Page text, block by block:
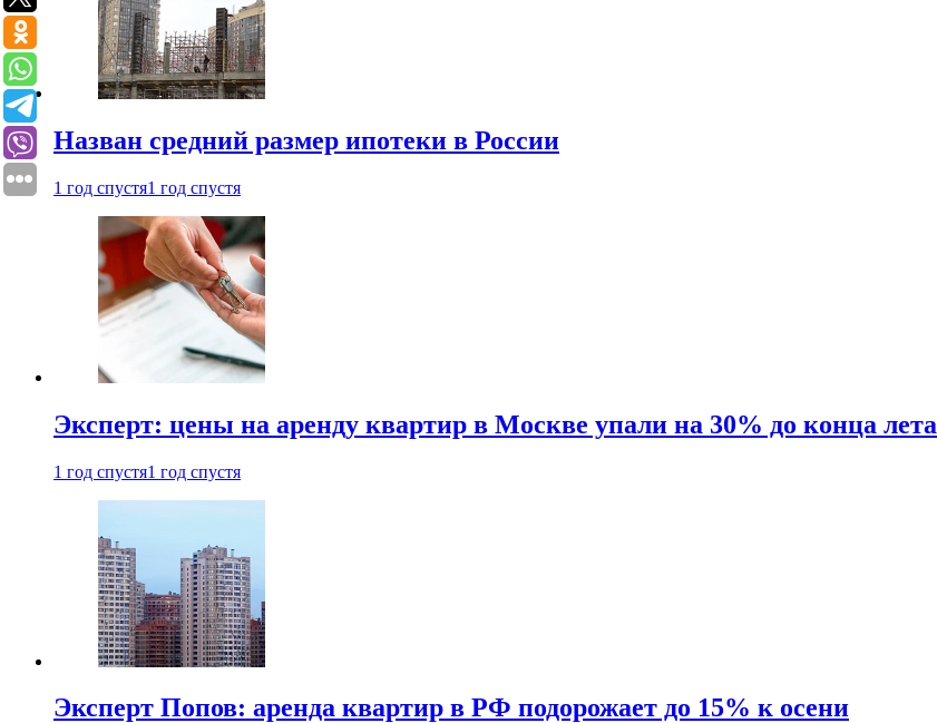
Назван средний размер ипотеки в России
1 год спустя1 год спустя
Эксперт: цены на аренду квартир в Москве упали на 30% до конца лета
1 год спустя1 год спустя
Эксперт Попов: аренда квартир в РФ подорожает до 15% к осени